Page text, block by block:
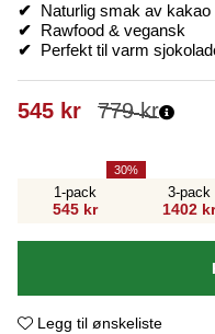
✔ Naturlig smak av kakao
✔ Rawfood & vegansk
✔ Perfekt til varm
779kr
545 kr
1-pack
545 kr
30
3-pack
1402 kr
Legg til ønskeliste